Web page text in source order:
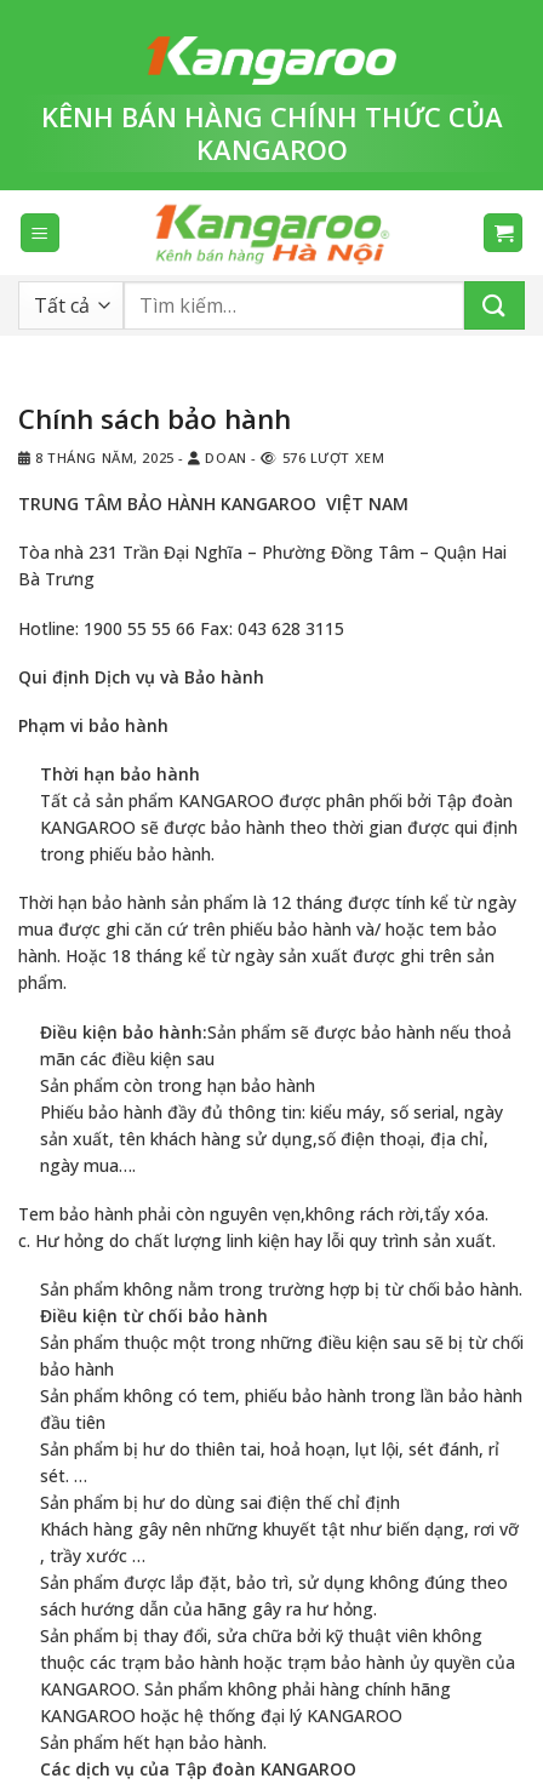
dungKÊNH BÁN HÀNG CHÍNH THỨC CỦA
KANGAROO
Tìm
Chính sách bảo hành
8 THÁNG NĂM, 2025 - DOAN - 576 LƯỢT XEM
TRUNG TÂM BẢO HÀNH KANGAROO VIỆT NAM
Tòa nhà 231 Trần Đại Nghĩa – Phường Đồng Tâm – Quận Hai
Bà Trưng
Hotline: 1900 55 55 66 Fax: 043 628 3115
Qui định Dịch vụ và Bảo hành
Phạm vi bảo hành
Thời hạn bảo hành
Tất cả sản phẩm KANGAROO được phân phối bởi Tập đoàn
KANGAROO sẽ được bảo hành theo thời gian được qui định
trong phiếu bảo hành.
Thời hạn bảo hành sản phẩm là 12 tháng được tính kể từ ngày
mua được ghi căn cứ trên phiếu bảo hành và/ hoặc tem bảo
hành. Hoặc 18 tháng kể từ ngày sản xuất được ghi trên sản
phẩm.
Điều kiện bảo hành:Sản phẩm sẽ được bảo hành nếu thoả
mãn các điều kiện sau
Sản phẩm còn trong hạn bảo hành
Phiếu bảo hành đầy đủ thông tin: kiểu máy, số serial, ngày
sản xuất, tên khách hàng sử dụng,số điện thoại, địa chỉ,
ngày mua….
Tem bảo hành phải còn nguyên vẹn,không rách rời,tẩy xóa.
c. Hư hỏng do chất lượng linh kiện hay lỗi quy trình sản xuất.
Sản phẩm không nằm trong trường hợp bị từ chối bảo hành.
Điều kiện từ chối bảo hành
Sản phẩm thuộc một trong những điều kiện sau sẽ bị từ chối
bảo hành
Sản phẩm không có tem, phiếu bảo hành trong lần bảo hành
đầu tiên
Sản phẩm bị hư do thiên tai, hoả hoạn, lụt lội, sét đánh, rỉ
sét. …
Sản phẩm bị hư do dùng sai điện thế chỉ định
Khách hàng gây nên những khuyết tật như biến dạng, rơi vỡ
, trầy xước …
Sản phẩm được lắp đặt, bảo trì, sử dụng không đúng theo
sách hướng dẫn của hãng gây ra hư hỏng.
Sản phẩm bị thay đổi, sửa chữa bởi kỹ thuật viên không
thuộc các trạm bảo hành hoặc trạm bảo hành ủy quyền của
KANGAROO. Sản phẩm không phải hàng chính hãng
KANGAROO hoặc hệ thống đại lý KANGAROO
Sản phẩm hết hạn bảo hành.
Các dịch vụ của Tập đoàn KANGAROO